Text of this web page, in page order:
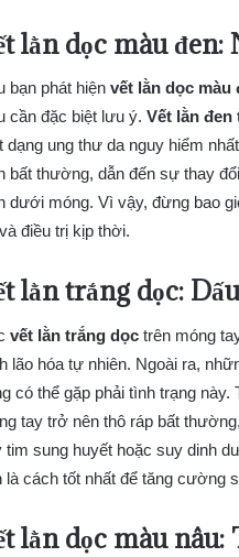
lằn dọc màu
bạn phát hiện vết lằn dọc màu
cần đặc biệt lưu ý. Vết lằn đen
dạng ung thư da nguy hiểm
bất thường, dẫn đến sự thay
dưới móng. Vì vậy, đừng bao
điều trị kịp thời.
lằn trắng dọc:
vết lằn trắng dọc trên móng
lão hóa tự nhiên. Ngoài ra,
có thể gặp phải tình trạng
tay trở nên thô ráp bất
tim sung huyết hoặc suy dinh
là cách tốt nhất để tăng cường
lằn dọc màu